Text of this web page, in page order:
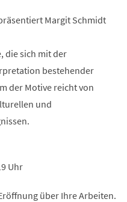
Margit Schmidt
die sich mit der
bestehender
der Motive reicht von
und
Uhr
über Ihre Arbeiten.